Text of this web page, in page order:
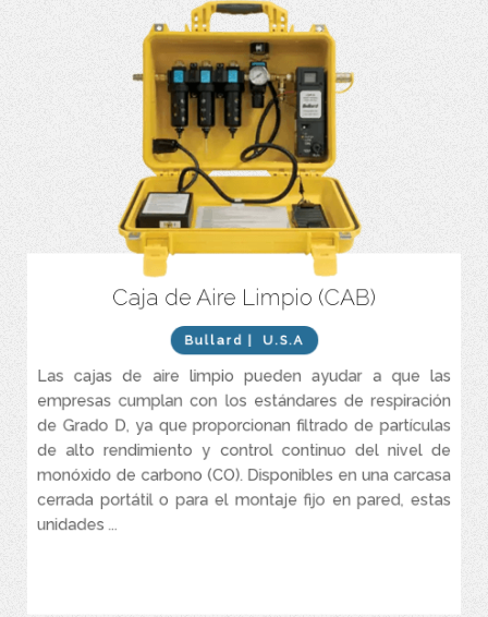
Caja de Aire Limpio (CAB)
Bullard | U.S.A
Las cajas de aire limpio pueden ayudar a que las
empresas cumplan con los estándares de respiración
de Grado D, ya que proporcionan filtrado de partículas
de alto rendimiento y control continuo del nivel de
monóxido de carbono (CO). Disponibles en una carcasa
cerrada portátil o para el montaje fijo en pared, estas
unidades ...
El monitor de CO con calibración automática tarda
aproximadamente 90 segundos y no requiere herramientas.
Alarmas sonoras y visuales para CO alto, flujo de aire bajo y
Alarma remota de alta intensidad de 90 dB con función
estroboscópica.
Los drenajes automáticos de condensado prolongan la vida útil
Los reguladores independientes (opcionales) garantizan que
cada trabajador tenga el flujo de aire adecuado.